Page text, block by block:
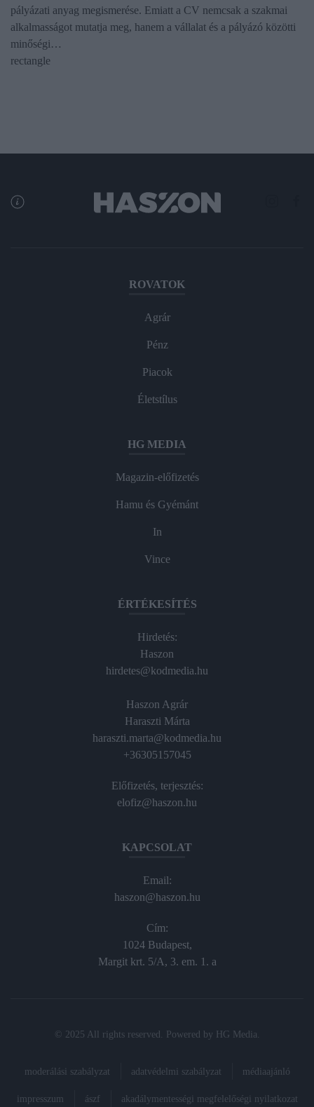
pályázati anyag megismerése. Emiatt a CV nemcsak a szakmai
alkalmasságot mutatja meg, hanem a vállalat és a pályázó közötti
minőségi…
rectangle
ROVATOK
Agrár
Pénz
Piacok
Életstílus
HG MEDIA
Magazin-előfizetés
Hamu és Gyémánt
In
Vince
ÉRTÉKESÍTÉS
Hirdetés:
Haszon
hirdetes@kodmedia.hu
Haszon Agrár
Haraszti Márta
haraszti.marta@kodmedia.hu
+36305157045
Előfizetés, terjesztés:
elofiz@haszon.hu
KAPCSOLAT
Email:
haszon@haszon.hu
Cím:
1024 Budapest,
Margit krt. 5/A, 3. em. 1. a
© 2025 All rights reserved. Powered by HG Media
moderálási szabályzat adatvédelmi szabályzat médiaajánló
impresszum ászf akadálymentességi megfelelőségi nyilatkozat